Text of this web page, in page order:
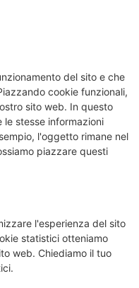
del sito e che
cookie funzionali,
sito web. In questo
le stesse informazioni
l'oggetto rimane nel
piazzare questi
l'esperienza del sito
statistici otteniamo
web. Chiediamo il tuo